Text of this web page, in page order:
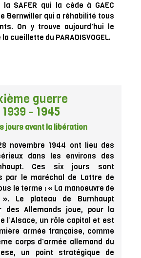
SAFER qui la cède à GAEC
Bernwiller qui a réhabilité tous
On y trouve aujourd’hui le
cueillette du PARADISVOGEL.
guerre
- 1945
jours avant la libération
novembre 1944 ont lieu des
dans les environs des
Ces six jours sont
par le maréchal de Lattre de
le terme : « La manoeuvre de
». Le plateau de Burnhaupt
des Allemands joue, pour la
l’Alsace, un rôle capital et est
armée française, comme
corps d’armée allemand du
un point stratégique de